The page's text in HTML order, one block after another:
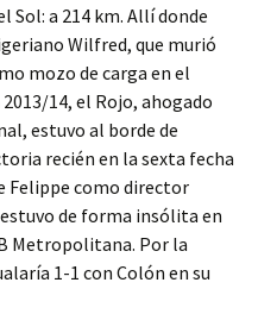
Sol: a 214 km. Allí donde
Wilfred, que murió
mozo de carga en el
14, el Rojo, ahogado
estuvo al borde de
recién en la sexta fecha
Felippe como director
de forma insólita en
Metropolitana. Por la
1-1 con Colón en su